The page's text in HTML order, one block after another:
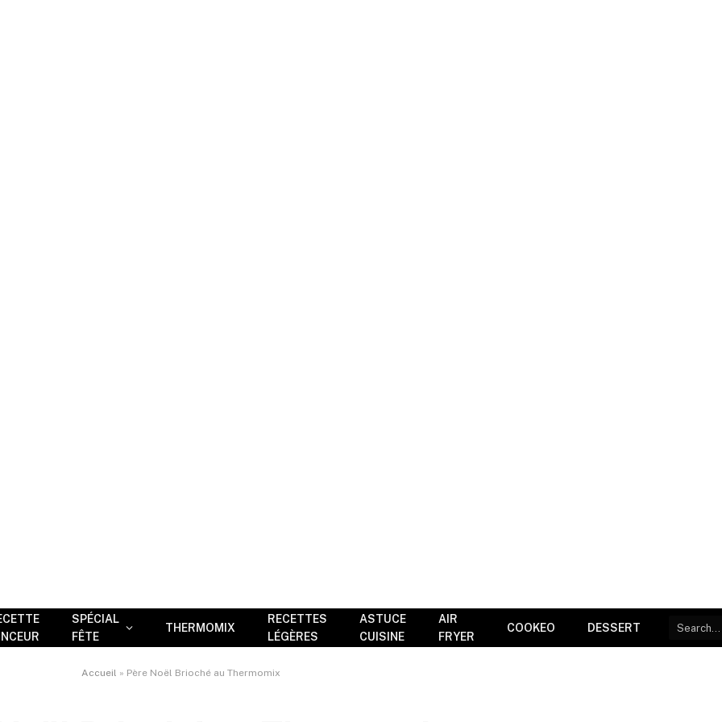
SPÉCIAL
FÊTE
THERMOMIX
RECETTES
LÉGÈRES
ASTUCE
CUISINE
AIR
FRYER
COOKEO DESSERT
Accueil » Père Noël Brioché au Thermomix